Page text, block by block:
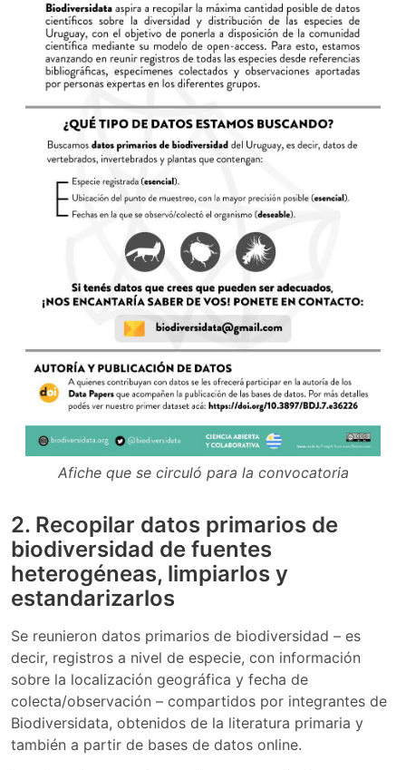
Afiche que se circuló para la convocatoria
2. Recopilar datos primarios de
biodiversidad de fuentes
heterogéneas, limpiarlos y
estandarizarlos
Se reunieron datos primarios de biodiversidad – es
decir, registros a nivel de especie, con información
sobre la localización geográfica y fecha de
colecta/observación – compartidos por integrantes de
Biodiversidata, obtenidos de la literatura primaria y
también a partir de bases de datos online.